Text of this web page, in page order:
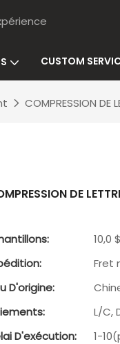
CUSTOM
COMPRESSION DE
DE
10,0
Fret
D'origine:
L/C,
D'exécution:
1-